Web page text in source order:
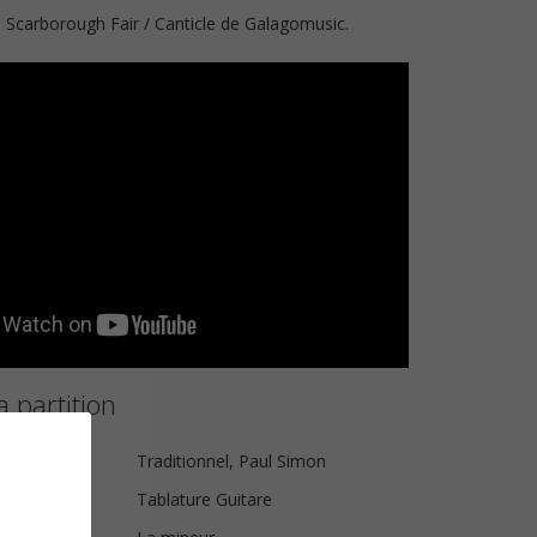
Fair / Canticle de Galagomusic.
partition
Traditionnel, Paul Simon
Tablature Guitare